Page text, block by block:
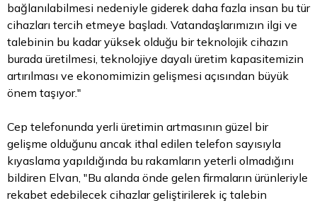
bağlanılabilmesi nedeniyle giderek daha fazla insan bu tür
cihazları tercih etmeye başladı. Vatandaşlarımızın ilgi ve
talebinin bu kadar yüksek olduğu bir teknolojik cihazın
burada üretilmesi, teknolojiye dayalı üretim kapasitemizin
artırılması ve ekonomimizin gelişmesi açısından büyük
önem taşıyor."
Cep telefonunda yerli üretimin artmasının güzel bir
gelişme olduğunu ancak ithal edilen telefon sayısıyla
kıyaslama yapıldığında bu rakamların yeterli olmadığını
bildiren Elvan, "Bu alanda önde gelen firmaların ürünleriyle
rekabet edebilecek cihazlar geliştirilerek iç talebin